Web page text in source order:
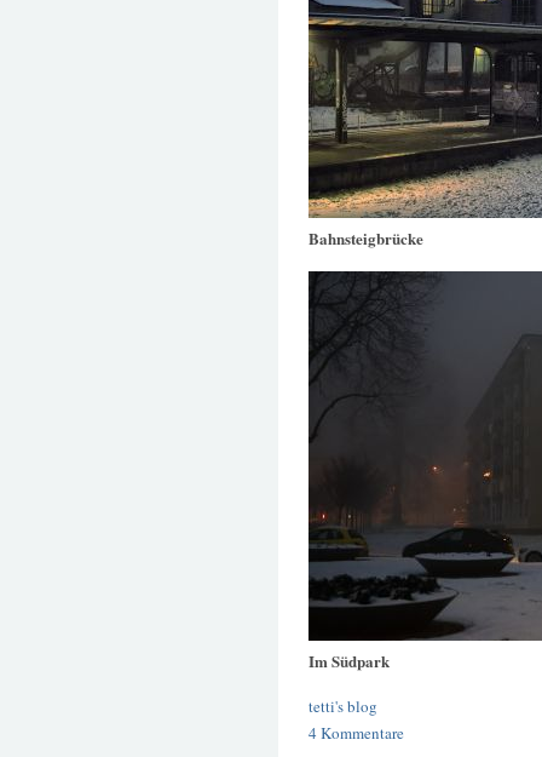
Bahnsteigbrücke
Im Südpark
tetti's blog
4 Kommentare